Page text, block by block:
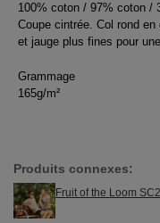
100% coton / 97% coton /
Coupe cintrée. Col rond
et jauge plus fines pour
Grammage
165g/m²
Produits connexes:
Fruit of the Loom